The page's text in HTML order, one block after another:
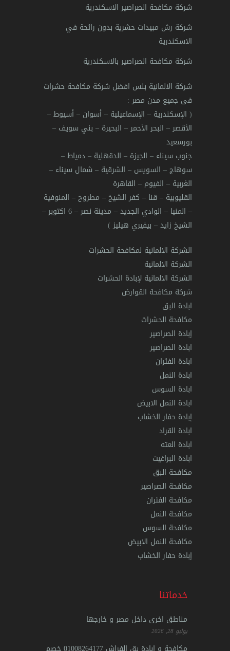
شركة مكافحة الصراصير الاسكندرية
شركة رش مبيدات حشرية بدون رائحة في
الاسكندرية
شركة مكافحة الصراصير بالاسكندرية
شركة الالمانية بلس افضل شركة مكافحة حشرات
فى جميع مدن مصر:
( الإسكندرية – الإسماعيلية –أسوان –أسيوط–
الأقصر– البحر الأحمر– البحيرة – بني سويف –
بورسعيد
جنوب سيناء – الجيزة – الدقهلية –دمياط–
سوهاج– السويس – الشرقية – شمال سيناء –
الغربية – الفيوم – القاهرة
القليوبية – قنا – كفر الشيخ– مطروح– المنوفية
– المنيا – الوادي الجديد– مدينة نصر–6 اكتوبر
–
الشيخ زايد– بيفيري هيليز)
الشركة الالمانية لمكافحة الحشرات
الشركة الالمانية
الشركة الالمانية لإبادة الحشرات
شركة مكافحة القوارض
ابادة البق
مكافحة الحشرات
إبادة الصراصير
ابادة الصراصير
ابادة الفئران
ابادة النمل
ابادة السوس
ابادة النمل الابيض
إبادة حفار الخشاب
ابادة القراد
ابادة العته
ابادة البراغيث
مكافحة البق
مكافحة الصراصير
مكافحة الفئران
مكافحة النمل
مكافحة السوس
مكافحة النمل الابيض
إبادة حفار الخشاب
خدماتنا
مناطق اخرى داخل مصر و خارجها
يوليو 28, 2026